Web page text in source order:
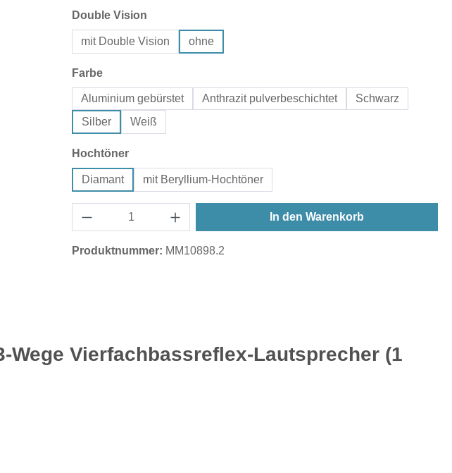
Double Vision
mit Double Vision ohne
Farbeauswählen
Aluminium gebürstet Anthrazit pulverbeschichtet
Schwarz
Silber
Weiß
Hochtönerauswählen
Diamant mit Beryllium-Hochtöner
In den Warenkorb
Produktnummer: MM10898.2
Vierfachbassreflex-Lautsprecher (1